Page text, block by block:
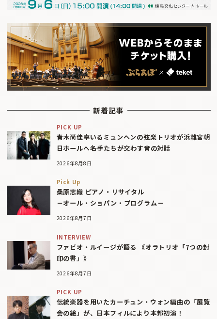
新着記事
PICK UP
青木尚佳率いるミュンヘンの弦楽トリオが浜離宮朝
日ホールへ――名手たちが交わす音の対話
2026年8月8日
Pick Up
桑原志織 ピアノ・リサイタル
－オール・ショパン・プログラム－
2026年8月7日
INTERVIEW
ファビオ・ルイージが語る 《オラトリオ「7つの封
印の書」》
2026年8月7日
PICK UP
伝統楽器を用いたカーチュン・ウォン編曲の「展覧
会の絵」が、日本フィルにより本邦初演！